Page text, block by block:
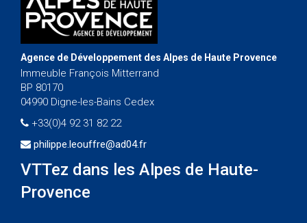
Agence de Développement des Alpes de Haute Provence
Immeuble François Mitterrand
BP 80170
04990 Digne-les-Bains Cedex
+33(0)4 92 31 82 22
philippe.leouffre@ad04.fr
VTTez dans les Alpes de Haute-
Provence